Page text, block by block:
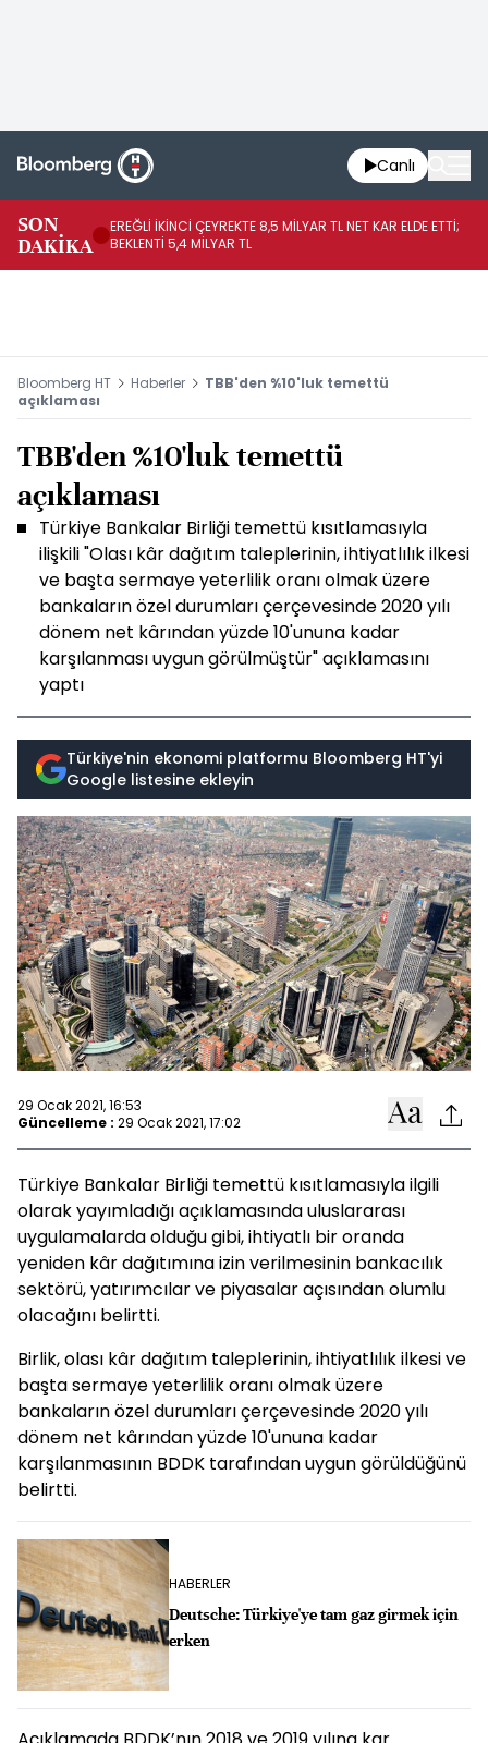
Canlı
SON
DAKİKA
EREĞLİ İKİNCİ ÇEYREKTE 8,5 MİLYAR TL NET KAR ELDE ETTİ;
BEKLENTİ 5,4 MİLYAR TL
Bloomberg HT Haberler
TBB'den %10'luk temettü
açıklaması
TBB'den %10'luk temettü
açıklaması
Türkiye Bankalar Birliği temettü kısıtlamasıyla
ilişkili "Olası kâr dağıtım taleplerinin, ihtiyatlılık ilkesi
ve başta sermaye yeterlilik oranı olmak üzere
bankaların özel durumları çerçevesinde 2020 yılı
dönem net kârından yüzde 10'ununa kadar
karşılanması uygun görülmüştür" açıklamasını
yaptı
Türkiye'nin ekonomi platformu Bloomberg HT'yi
Google listesine ekleyin
29 Ocak 2021, 16:53
Güncelleme : 29 Ocak 2021, 17:02
Türkiye Bankalar Birliği temettü kısıtlamasıyla ilgili
olarak yayımladığı açıklamasında uluslararası
uygulamalarda olduğu gibi, ihtiyatlı bir oranda
yeniden kâr dağıtımına izin verilmesinin bankacılık
sektörü, yatırımcılar ve piyasalar açısından olumlu
olacağını belirtti.
Birlik, olası kâr dağıtım taleplerinin, ihtiyatlılık ilkesi ve
başta sermaye yeterlilik oranı olmak üzere
bankaların özel durumları çerçevesinde 2020 yılı
dönem net kârından yüzde 10'ununa kadar
karşılanmasının BDDK tarafından uygun görüldüğünü
belirtti.
HABERLER
Deutsche: Türkiye'ye tam gaz girmek için
erken